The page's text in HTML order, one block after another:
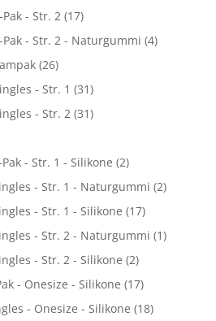
- Str. 2 (17)
Pak - Str. 2 - Naturgummi (4)
(26)
- Str. 1 (31)
- Str. 2 (31)
- Str. 1 - Silikone (2)
- Str. 1 - Naturgummi (2)
- Str. 1 - Silikone (17)
- Str. 2 - Naturgummi (1)
- Str. 2 - Silikone (2)
- Onesize - Silikone (17)
- Onesize - Silikone (18)